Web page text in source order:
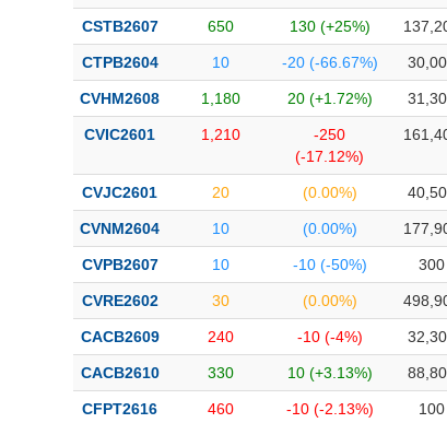
CSTB2607 650 130 (+25%)
CTPB2604 10 -20 (-66.67%)
CVHM2608 1,180 20 (+1.72%)
CVIC2601 1,210
-250
(-17.12%)
CVJC2601 20 (0.00%)
CVNM2604 10 (0.00%)
CVPB2607 10 -10 (-50%) 300
CVRE2602 30 (0.00%)
CACB2609 240 -10 (-4%)
CACB2610 330 10 (+3.13%)
CFPT2616 460 -10 (-2.13%) 100
Đào tạo
Sách tài chính
Công cụ đầu tư
Dữ liệu tài chính